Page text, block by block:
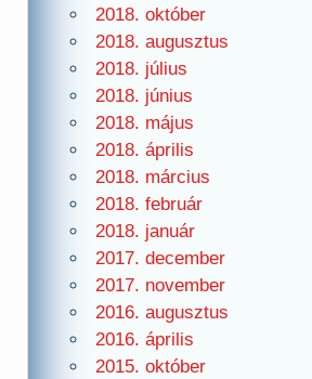
2018. október
2018. augusztus
2018. július
2018. június
2018. május
2018. április
2018. március
2018. február
2018. január
2017. december
2017. november
2016. augusztus
2016. április
2015. október